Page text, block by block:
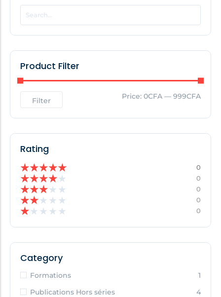
POPULAR THIS WEEK
No Posts Found!
No Posts Found!
Product Filter
Filter Price: 0CFA — 999CFA
Rating
★★★★★ 0
★★★★★ 0
★★★★ ★ 0
★★★ ★ ★ 0
★★ ★ ★ ★ 0
Category
Formations
1
Publications Hors séries
4